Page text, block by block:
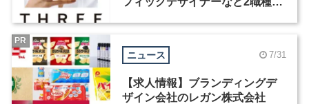
ニュース 7/31
【求人情報】ブランディングデ
ザイン会社のレガン株式会社
PR